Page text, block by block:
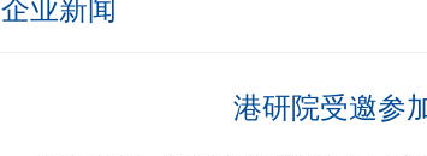
企业新闻
港研院受邀参